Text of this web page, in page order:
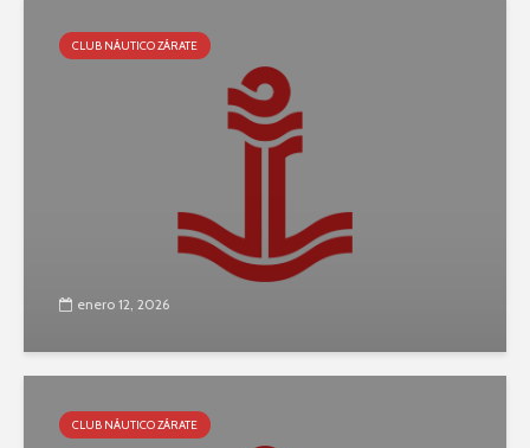
CLUB NÁUTICO ZÁRATE
enero 12, 2026
CLUB NÁUTICO ZÁRATE